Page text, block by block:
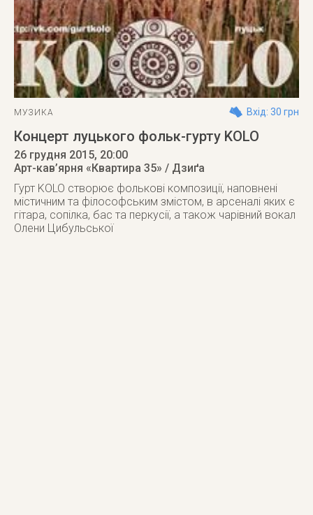
МУЗИКА Вхід: 30 грн
Концерт луцького фольк-гурту KOLO
26 грудня 2015, 20:00
Арт-кав’ярня «Квартира 35» / Дзиґа
Гурт KOLO створює фолькові композиції, наповнені
містичним та філософським змістом, в арсеналі яких є
гітара, сопілка, бас та перкусії, а також чарівний вокал
Олени Цибульської